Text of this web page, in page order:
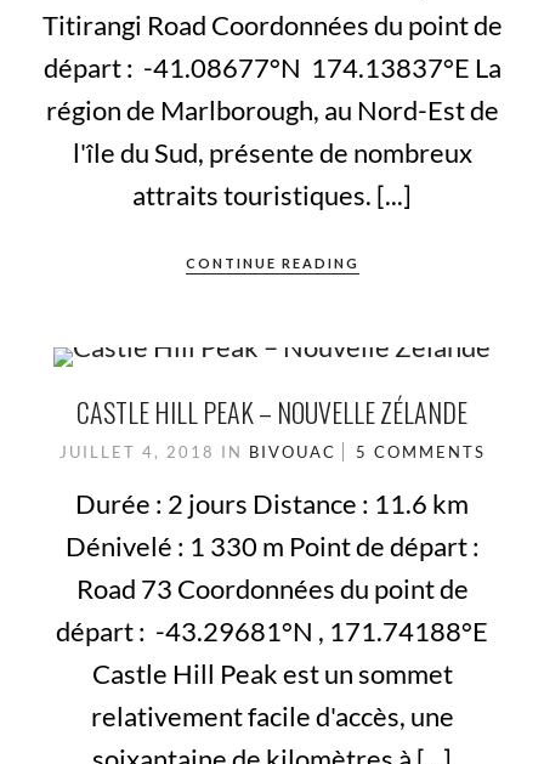
Titirangi Road Coordonnées du point de
départ : -41.08677°N 174.13837°E La
région de Marlborough, au Nord-Est de
l'île du Sud, présente de nombreux
attraits touristiques. [...]
CONTINUE READING
CASTLE HILL PEAK – NOUVELLE ZÉLANDE
JUILLET 4, 2018 IN BIVOUAC 5 COMMENTS
Durée : 2 jours Distance : 11.6 km
Dénivelé : 1 330 m Point de départ :
Road 73 Coordonnées du point de
départ : -43.29681°N , 171.74188°E
Castle Hill Peak est un sommet
relativement facile d'accès, une